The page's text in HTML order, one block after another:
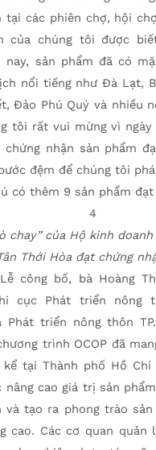
tại các phiên chợ, hội
của chúng tôi được
nay, sản phẩm đã có
nổi tiếng như Đà Lạt,
Đảo Phú Quý và nhiều
tôi rất vui mừng vì
chứng nhận sản phẩm
đệm để chúng tôi
chay” của Hộ kinh doanh
Thới Hòa đạt chứng
công bố, bà Hoàng
cục Phát triển nông
Phát triển nông thôn
trình OCOP đã
kể tại Thành phố Hồ
nâng cao giá trị sản
và tạo ra phong trào
cao. Các cơ quan quản